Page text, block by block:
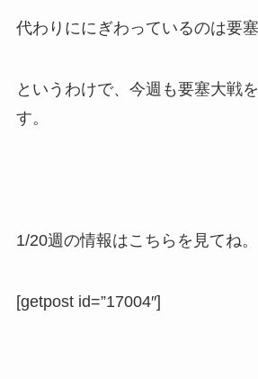
代わりににぎわっているのは要塞
というわけで、今週も要塞大戦
す。
1/20週の情報はこちらを見てね。
[getpost id=”17004″]